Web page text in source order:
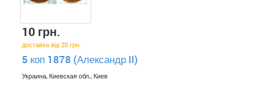
10 грн.
доставка від 20 грн.
5 коп 1878 (Александр II)
Украина, Киевская обл., Киев